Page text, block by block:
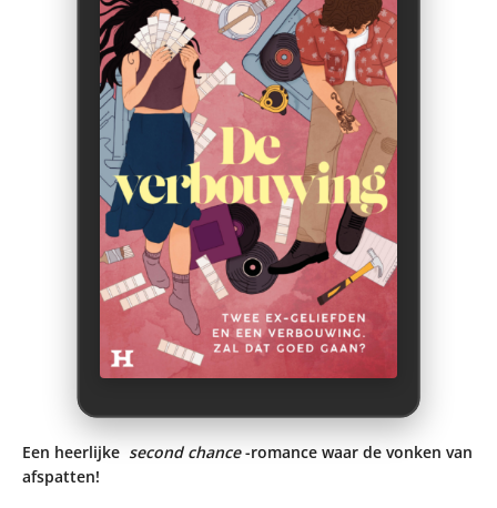
Een heerlijke second chance-romance waar de vonken van
afspatten!